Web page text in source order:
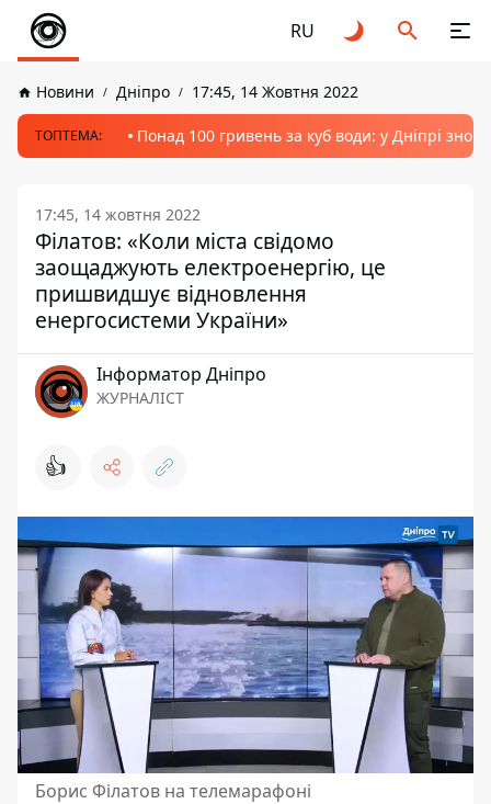
RU
Новини Дніпро 17:45, 14 Жовтня 2022
ТОПТЕМА: Понад 100 гривень за куб води: у Дніпрі
17:45, 14 жовтня 2022
Філатов: «Коли міста свідомо
заощаджують електроенергію, це
пришвидшує відновлення
енергосистеми України»
Інформатор Дніпро
ЖУРНАЛІСТ
👍
Борис Філатов на телемарафоні